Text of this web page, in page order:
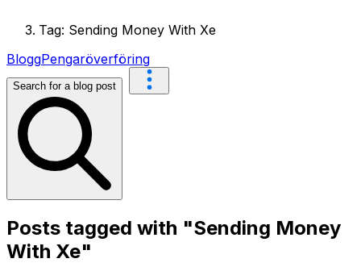
Tag: Sending Money With Xe
BloggPengaröverföring
Search for a blog post
Posts tagged with "Sending Money
With Xe"